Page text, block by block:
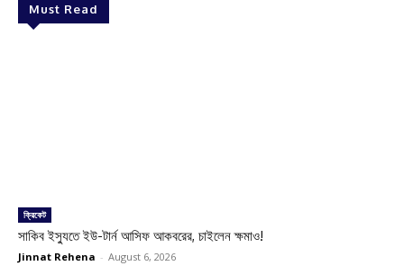
Must Read
ক্রিকেট
সাকিব ইস্যুতে ইউ-টার্ন আসিফ আকবরের, চাইলেন ক্ষমাও!
Jinnat Rehena - August 6, 2026